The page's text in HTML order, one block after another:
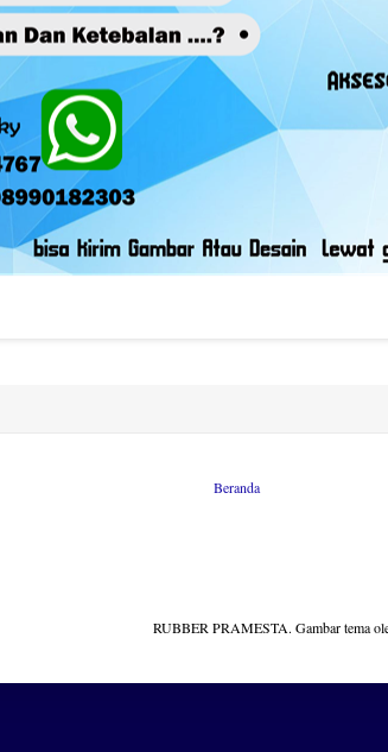
Beranda
RUBBER PRAMESTA. Gambar tema